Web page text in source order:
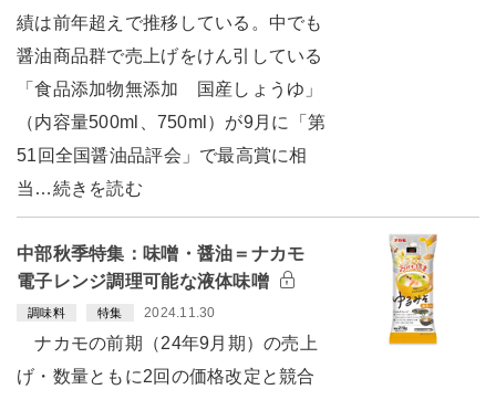
績は前年超えで推移している。中でも
醤油商品群で売上げをけん引している
「食品添加物無添加 国産しょうゆ」
（内容量500ml、750ml）が9月に「第
51回全国醤油品評会」で最高賞に相
当…続きを読む
中部秋季特集：味噌・醤油＝ナカモ
電子レンジ調理可能な液体味噌
調味料 特集 2024.11.30
ナカモの前期（24年9月期）の売上
げ・数量ともに2回の価格改定と競合